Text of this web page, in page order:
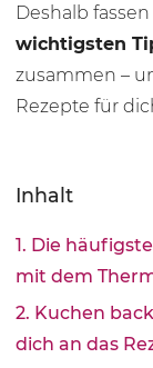
Deshalb
wichtigsten
zusammen –
Rezepte für
Inhalt
1. Die
mit dem
2. Kuchen
dich an das